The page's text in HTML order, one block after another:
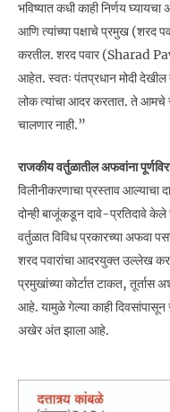
भविष्यात कधी काही निर्णय
आणि त्यांच्या पक्षाचे प्रमुख (शरद
करतील. शरद पवार (Sharad
आहेत. स्वतः पंतप्रधान मोदी देखील
लोक त्यांचा आदर करतात. ते आमचे
चालणार नाही.”
राजकीय वर्तुळातील अफवांना
विलीनीकरणाचा प्रस्ताव आल्याचा
दोन्ही बाजूंकडून दावे-प्रतिदावे
वर्तुळात विविध प्रकारच्या अफवा
शरद पवारांचा आदरयुक्त उल्लेख करत
प्रमुखांच्या कोर्टात टाकत, तूर्तास
आहे. यामुळे गेल्या काही
अखेर अंत झाला आहे.